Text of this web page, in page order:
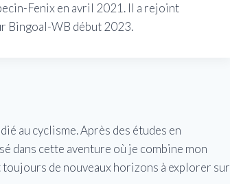
Fenix ​​en avril 2021. Il a rejoint
Bingoal-WB début 2023.
au cyclisme. Après des études en
dans cette aventure où je combine mon
de nouveaux horizons à explorer sur